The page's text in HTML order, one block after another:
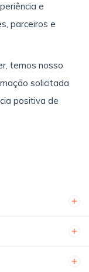
e
parceiros e
temos nosso
solicitada
positiva de